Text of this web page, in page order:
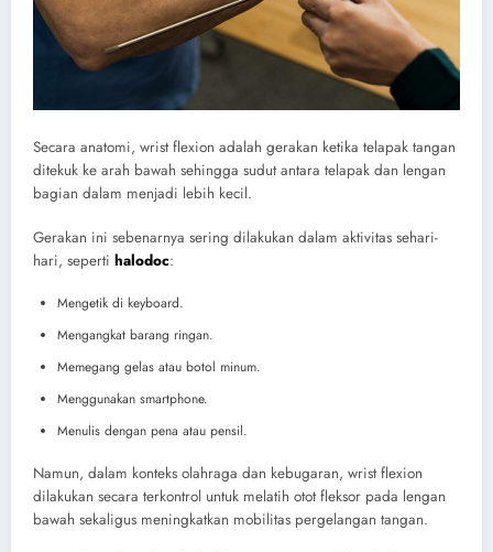
Secara anatomi, wrist flexion adalah gerakan ketika telapak tangan
ditekuk ke arah bawah sehingga sudut antara telapak dan lengan
bagian dalam menjadi lebih kecil.
Gerakan ini sebenarnya sering dilakukan dalam aktivitas sehari-
hari, seperti halodoc:
Mengetik di keyboard.
Mengangkat barang ringan.
Memegang gelas atau botol minum.
Menggunakan smartphone.
Menulis dengan pena atau pensil.
Namun, dalam konteks olahraga dan kebugaran, wrist flexion
dilakukan secara terkontrol untuk melatih otot fleksor pada lengan
bawah sekaligus meningkatkan mobilitas pergelangan tangan.